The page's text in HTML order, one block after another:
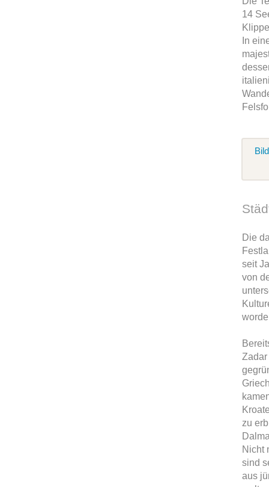
14
In
Die
seit
von
Zadar
zu
Nicht
sind
aus